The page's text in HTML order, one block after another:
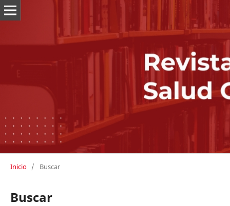
Inicio / Buscar
Buscar